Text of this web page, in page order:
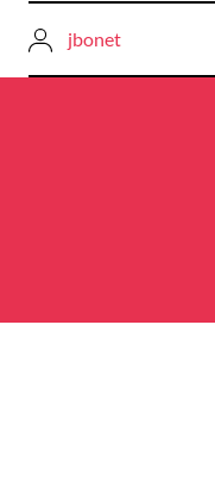
jbonet